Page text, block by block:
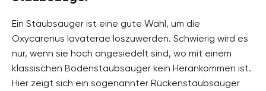
Ein Staubsauger ist eine gute Wahl, um die
Oxycarenus lavaterae loszuwerden. Schwierig wird es
nur, wenn sie hoch angesiedelt sind, wo mit einem
klassischen Bodenstaubsauger kein Herankommen ist.
Hier zeigt sich ein sogenannter Rückenstaubsauger